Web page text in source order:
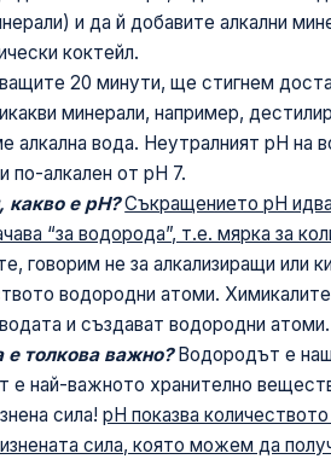
и да й добавите алкални
коктейл.
20 минути, ще стигнем
минерали, например,
алкална вода. Неутралният рН на
по-алкален от рН 7.
какво е рН?Съкращението рН
“за водорода”, т.е. мярка за
говорим не за алкализиращи или
водородни атоми.
и създават водородни атоми.
е толкова важно?Водородът е
е най-важното хранително
сила!рН показва
сила, която можем да